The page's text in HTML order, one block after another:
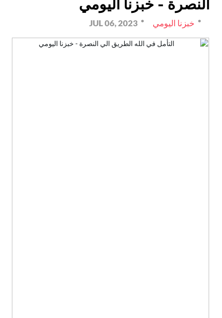
النصرة - خبزنا اليومي
خبزنا اليومي JUL 06, 2023